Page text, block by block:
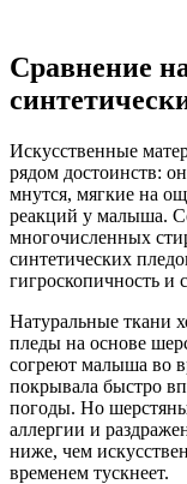
Сравнение
Искусственные
рядом достоинств:
мнутся, мягкие на
реакций у малыша.
многочисленных
синтетических
гигроскопичность и
Натуральные ткани
пледы на основе
согреют малыша во
покрывала быстро
погоды. Но
аллергии и
ниже, чем
временем тускнеет.